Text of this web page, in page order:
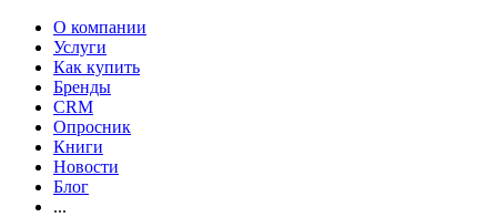
О компании
Услуги
Как купить
Бренды
CRM
Опросник
Книги
Новости
Блог
...